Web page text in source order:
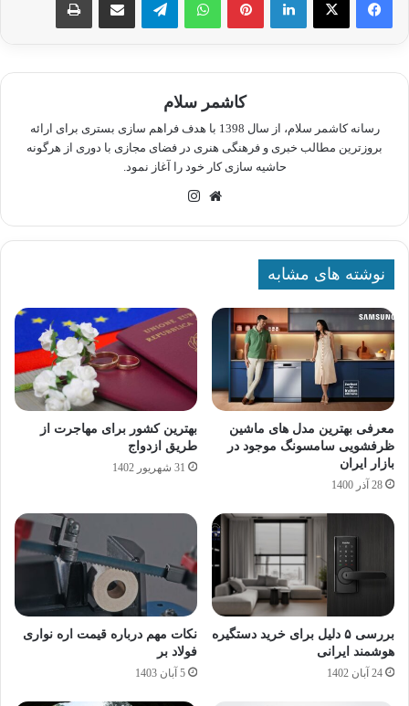
کاشمر سلام
رسانه کاشمر سلام، از سال 1398 با هدف فراهم سازی بستری برای ارائه
بروزترین مطالب خبری و فرهنگی هنری در فضای مجازی با دوری از هرگونه
حاشیه سازی کار خود را آغاز نمود.
وبسایت
نوشته های مشابه
معرفی بهترین مدل های ماشین
ظرفشویی سامسونگ موجود در
بازار ایران
28 آذر 1400
بهترین کشور برای مهاجرت از
طریق ازدواج
31 شهریور 1402
بررسی ۵ دلیل برای خرید دستگیره
هوشمند ایرانی
24 آبان 1402
نکات مهم درباره قیمت اره نواری
فولاد بر
5 آبان 1403